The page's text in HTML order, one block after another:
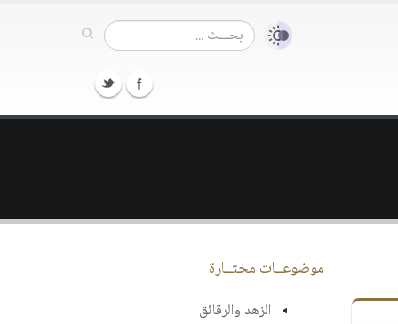
موضوعــات مختــارة
الزهد والرقائق